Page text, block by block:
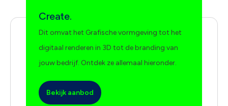
Create.
Dit omvat het Grafische vormgeving tot het
digitaal renderen in 3D tot de branding van
jouw bedrijf. Ontdek ze allemaal hieronder.
Bekijk aanbod